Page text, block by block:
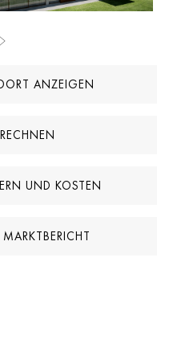
ein Gleichgewicht zwischen
der starken Wohnumgebung
der Gegend zu schaffen.
ANZEIGEN
UND KOSTEN